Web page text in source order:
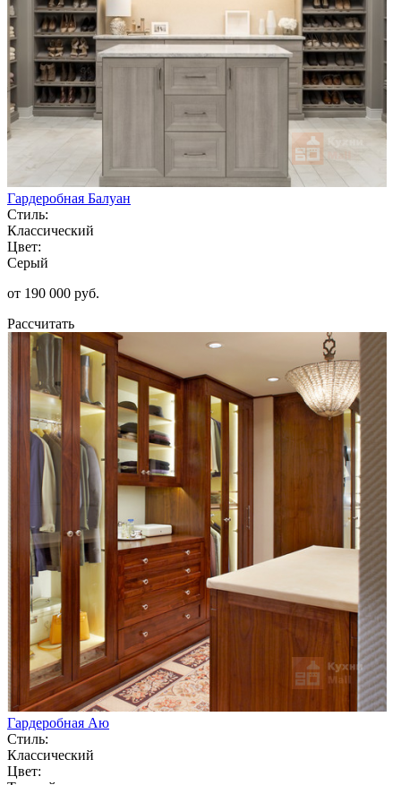
Гардеробная Балуан
Стиль:
Классический
Цвет:
Серый
от 190 000 руб.
Рассчитать
Гардеробная Аю
Стиль:
Классический
Цвет: